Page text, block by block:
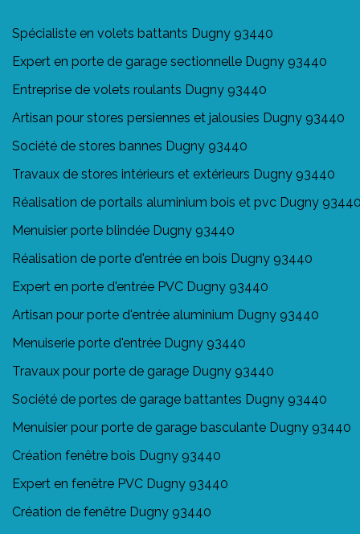
Spécialiste en volets battants Dugny 93440
Expert en porte de garage sectionnelle Dugny 93440
Entreprise de volets roulants Dugny 93440
Artisan pour stores persiennes et jalousies Dugny 93440
Société de stores bannes Dugny 93440
Travaux de stores intérieurs et extérieurs Dugny 93440
Réalisation de portails aluminium bois et pvc Dugny
Menuisier porte blindée Dugny 93440
Réalisation de porte d'entrée en bois Dugny 93440
Expert en porte d'entrée PVC Dugny 93440
Artisan pour porte d'entrée aluminium Dugny 93440
Menuiserie porte d'entrée Dugny 93440
Travaux pour porte de garage Dugny 93440
Société de portes de garage battantes Dugny 93440
Menuisier pour porte de garage basculante Dugny 93440
Création fenêtre bois Dugny 93440
Expert en fenêtre PVC Dugny 93440
Création de fenêtre Dugny 93440